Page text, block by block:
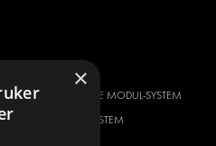
HVORFOR VELGE MODUL-SYSTEM
OM MODUL-SYSTEM
×